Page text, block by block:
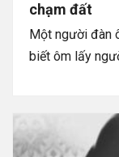
chạm đất
Một người đàn
biết ôm lấy